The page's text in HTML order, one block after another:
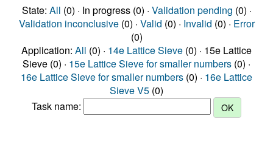
State: All (0) · In progress (0) · Validation pending (0) ·
Validation inconclusive(0) · Valid (0) · Invalid (0) · Error
(0)
Application: All (0) · 14e Lattice Sieve (0) · 15e Lattice
Sieve (0) · 15e Lattice Sieve for smaller numbers (0) ·
16e Lattice Sieve for smaller numbers (0) · 16e Lattice
Sieve V5 (0)
Task name: